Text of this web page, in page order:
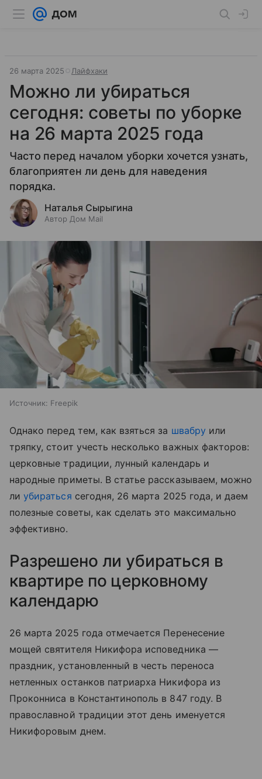
26 марта 2025 Лайфхаки
Можно ли убираться
сегодня: советы по уборке
на 26 марта 2025 года
Часто перед началом уборки хочется узнать,
благоприятен ли день для наведения
порядка.
Наталья Сырыгина
Автор Дом Mail
Источник: Freepik
Однако перед тем, как взяться за швабру или
тряпку, стоит учесть несколько важных факторов:
церковные традиции, лунный календарь и
народные приметы. В статье рассказываем, можно
лиубираться сегодня, 26 марта 2025 года, и даем
полезные советы, как сделать это максимально
эффективно.
Разрешено ли убираться в
квартире по церковному
календарю
26 марта 2025 года отмечается Перенесение
мощей святителя Никифора исповедника —
праздник, установленный в честь переноса
нетленных останков патриарха Никифора из
Проконниса в Константинополь в 847 году. В
православной традиции этот день именуется
Никифоровым днем.